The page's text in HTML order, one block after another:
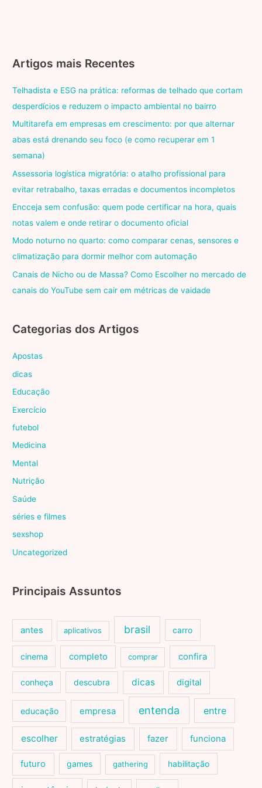
Artigos mais Recentes
Telhadista e ESG na prática: reformas de telhado que cortam
desperdícios e reduzem o impacto ambiental no bairro
Multitarefa em empresas em crescimento: por que alternar
abas está drenando seu foco (e como recuperar em 1
semana)
Assessoria logística migratória: o atalho profissional para
evitar retrabalho, taxas erradas e documentos incompletos
Encceja sem confusão: quem pode certificar na hora, quais
notas valem e onde retirar o documento oficial
Modo noturno no quarto: como comparar cenas, sensores e
climatização para dormir melhor com automação
Canais de Nicho ou de Massa? Como Escolher no mercado de
canais do YouTube sem cair em métricas de vaidade
Categorias dos Artigos
Apostas
dicas
Educação
Exercício
futebol
Medicina
Mental
Nutrição
Saúde
séries e filmes
sexshop
Uncategorized
Principais Assuntos
antes aplicativos brasil carro
cinema completo comprar confira
conheça descubra dicas digital
educação empresa entenda entre
escolher estratégias fazer funciona
futuro games gathering habilitação